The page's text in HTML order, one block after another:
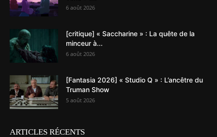
6 août 2026
[critique] « Saccharine » : La quête de la
minceur à...
6 août 2026
[Fantasia 2026] « Studio Q » : L’ancêtre du
Truman Show
5 août 2026
ARTICLES RÉCENTS